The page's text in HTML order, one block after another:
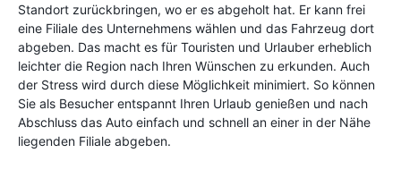
Standort zurückbringen, wo er es abgeholt hat. Er kann frei
eine Filiale des Unternehmens wählen und das Fahrzeug dort
abgeben. Das macht es für Touristen und Urlauber erheblich
leichter die Region nach Ihren Wünschen zu erkunden. Auch
der Stress wird durch diese Möglichkeit minimiert. So können
Sie als Besucher entspannt Ihren Urlaub genießen und nach
Abschluss das Auto einfach und schnell an einer in der Nähe
liegenden Filiale abgeben.